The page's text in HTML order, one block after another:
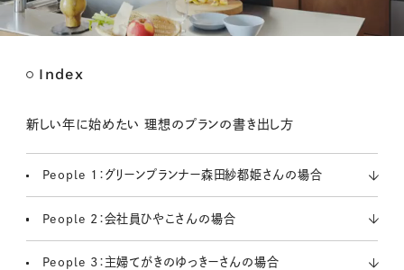
Index
新しい年に始めたい 理想のプランの書き出し方
People 1：グリーンプランナー森田紗都姫さんの場合
People 2：会社員ひやこさんの場合
People 3：主婦てがきのゆっきーさんの場合